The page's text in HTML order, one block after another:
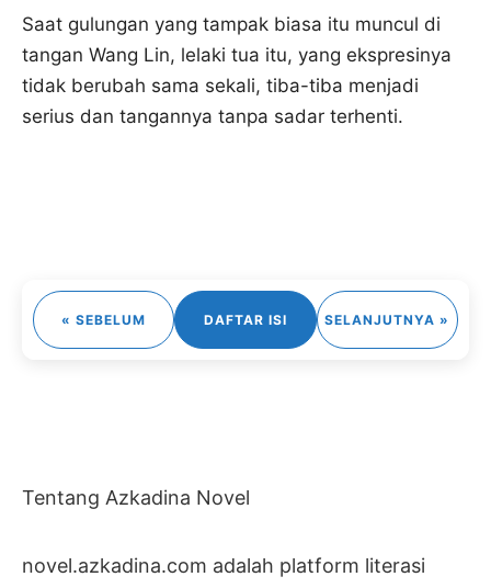
Saat gulungan yang tampak biasa itu muncul di
tangan Wang Lin, lelaki tua itu, yang ekspresinya
tidak berubah sama sekali, tiba-tiba menjadi
serius dan tangannya tanpa sadar terhenti.
« SEBELUM DAFTAR ISI SELANJUTNYA »
Tentang Azkadina Novel
novel.azkadina.com adalah platform literasi